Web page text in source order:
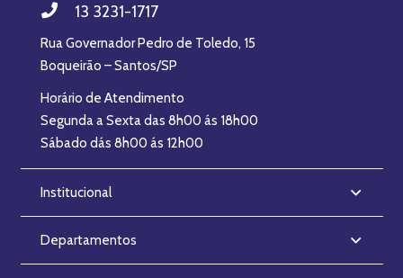
13 3231-1717
Rua Governador Pedro de Toledo, 15
Boqueirão – Santos/SP
Horário de Atendimento
Segunda a Sexta das 8h00 ás 18h00
Sábado dás 8h00 ás 12h00
Institucional
Departamentos